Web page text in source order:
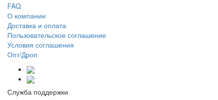
FAQ
О компании
Доставка и оплата
Пользовательское соглашение
Условия соглашения
Опт/Дроп
Служба поддержки